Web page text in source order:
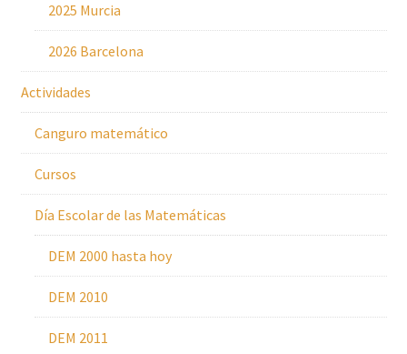
2025 Murcia
2026 Barcelona
Actividades
Canguro matemático
Cursos
Día Escolar de las Matemáticas
DEM 2000 hasta hoy
DEM 2010
DEM 2011